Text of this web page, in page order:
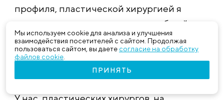
Мы используем cookie для анализа и улучшения
взаимодействия посетителей с сайтом. Продолжая
пользоваться сайтом, вы даете согласие на обработку
файлов cookie
ПРИНЯТЬ
профиля, пластической хирургией я
занялась как одним из методов общей
хирургии и поэтому всегда решаю вопрос
с точки зрения здоровья пациента и того,
как он потом будет жить.